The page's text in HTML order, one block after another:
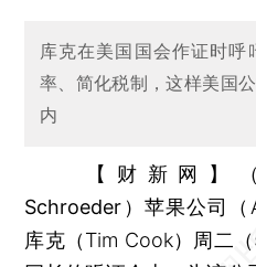
库克在美国国会作证时
率、简化税制，这样美国
内
【财新网】（
Schroeder） 苹果公司（
库克（Tim Cook）周二